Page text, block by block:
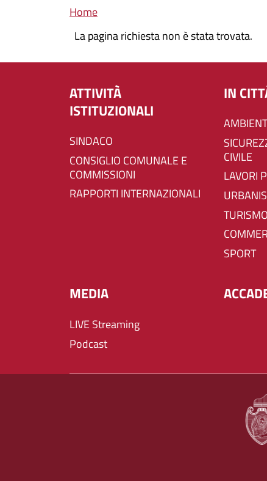
Briciole di pane
Home
La pagina richiesta non è stata trovata.
ATTIVITÀ
ISTITUZIONALI
SINDACO
CONSIGLIO COMUNALE E
COMMISSIONI
RAPPORTI INTERNAZIONALI
IN
SICUREZZA E PROTEZIONE
CIVILE
LAVORI
TURISMO
SPORT
MEDIA
LIVE Streaming
Podcast